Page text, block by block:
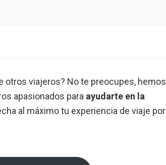
otros viajeros? No te preocupes, hemos
apasionados para ayudarte en la
al máximo tu experiencia de viaje por